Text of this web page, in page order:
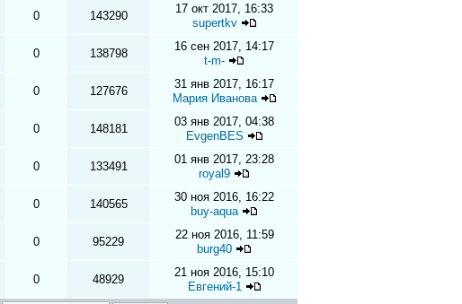
0 143290
17 окт 2017, 16:33
supertkv
0 138798
16 сен 2017, 14:17
t-m-
0 127676
31 янв 2017, 16:17
Мария Иванова
0 148181
03 янв 2017, 04:38
EvgenBES
0 133491
01 янв 2017, 23:28
royal9
0 140565
30 ноя 2016, 16:22
buy-aqua
0 95229
22 ноя 2016, 11:59
burg40
0 48929
21 ноя 2016, 15:10
Евгений-1